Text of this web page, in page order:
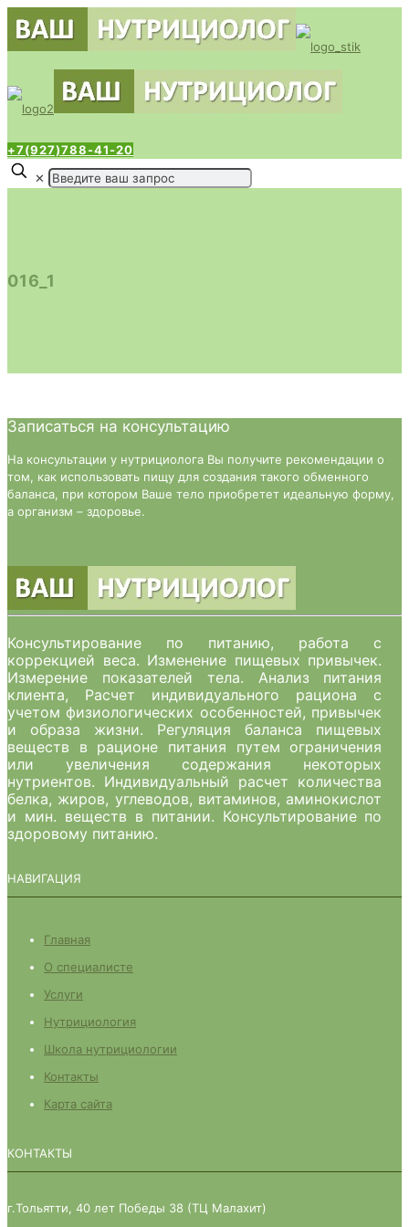
+7(927)788-41-20
✕
016_1
Записаться на консультацию
На консультации у нутрициолога Вы получите рекомендации о
том, как использовать пищу для создания такого обменного
баланса, при котором Ваше тело приобретет идеальную форму,
а организм – здоровье.
Консультирование по питанию, работа с
коррекцией веса. Изменение пищевых привычек.
Измерение показателей тела. Анализ питания
клиента, Расчет индивидуального рациона с
учетом физиологических особенностей, привычек
и образа жизни. Регуляция баланса пищевых
веществ в рационе питания путем ограничения
или увеличения содержания некоторых
нутриентов. Индивидуальный расчет количества
белка, жиров, углеводов, витаминов, аминокислот
и мин. веществ в питании. Консультирование по
здоровому питанию.
НАВИГАЦИЯ
Главная
О специалисте
Услуги
Нутрициология
Школа нутрициологии
Контакты
Карта сайта
КОНТАКТЫ
г.Тольятти, 40 лет Победы 38 (ТЦ Малахит)